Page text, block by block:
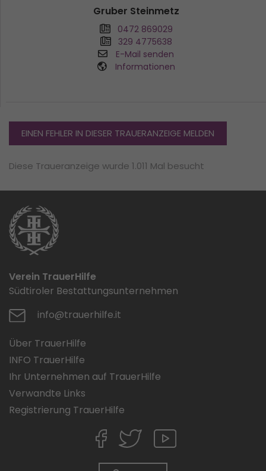
Gruber Steinmetz
0472 869029
329 4775638
E-Mail senden
Informationen
EINEN FEHLER IN DIESER TRAUERANZEIGE MELDEN
Diese Traueranzeige wurde 1.011 Mal besucht
Verein TrauerHilfe
Südtiroler Bestattungsunternehmen
info@trauerhilfe.it
Über TrauerHilfe
INFO TrauerHilfe
Ihr Unternehmen auf TrauerHilfe
Verwandte Links
Registrierung TrauerHilfe